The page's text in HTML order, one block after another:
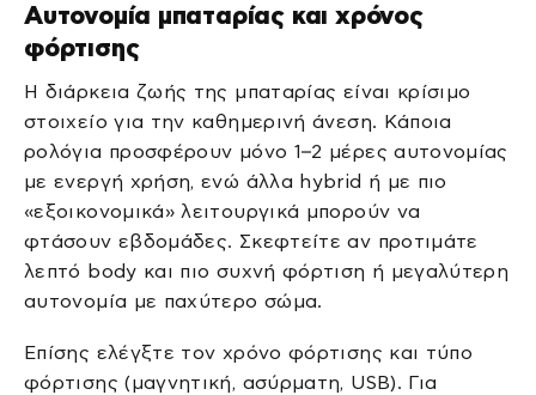
Αυτονομία μπαταρίας και χρόνος
φόρτισης
Η διάρκεια ζωής της μπαταρίας είναι κρίσιμο
στοιχείο για την καθημερινή άνεση. Κάποια
ρολόγια προσφέρουν μόνο 1–2 μέρες αυτονομίας
με ενεργή χρήση, ενώ άλλα hybrid ή με πιο
«εξοικονομικά» λειτουργικά μπορούν να
φτάσουν εβδομάδες. Σκεφτείτε αν προτιμάτε
λεπτό body και πιο συχνή φόρτιση ή μεγαλύτερη
αυτονομία με παχύτερο σώμα.
Επίσης ελέγξτε τον χρόνο φόρτισης και τύπο
φόρτισης (μαγνητική, ασύρματη, USB). Για